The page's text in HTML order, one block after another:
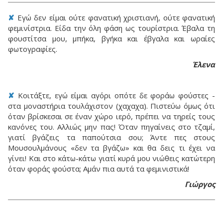
✘ Εγώ δεν είμαι ούτε φανατική χριστιανή, ούτε φανατική
φεμινίστρια. Είδα την όλη φάση ως τουρίστρια. Έβαλα τη
φουστίτσα μου, μπήκα, βγήκα και έβγαλα και ωραίες
φωτογραφίες.
Έλενα
✘ Κοιτάξτε, εγώ είμαι αγόρι οπότε δε φοράω φούστες -
στα μοναστήρια τουλάχιστον (χαχαχα). Πιστεύω όμως ότι
όταν βρίσκεσαι σε έναν χώρο ιερό, πρέπει να τηρείς τους
κανόνες του. Αλλιώς μην πας! Όταν πηγαίνεις στο τζαμί,
γιατί βγάζεις τα παπούτσια σου; Άντε πες στους
Μουσουλμάνους «δεν τα βγάζω» και θα δεις τι έχει να
γίνει! Και στο κάτω-κάτω γιατί κυρά μου νιώθεις κατώτερη
όταν φοράς φούστα; Αμάν πια αυτά τα φεμινιστικά!
Γιώργος